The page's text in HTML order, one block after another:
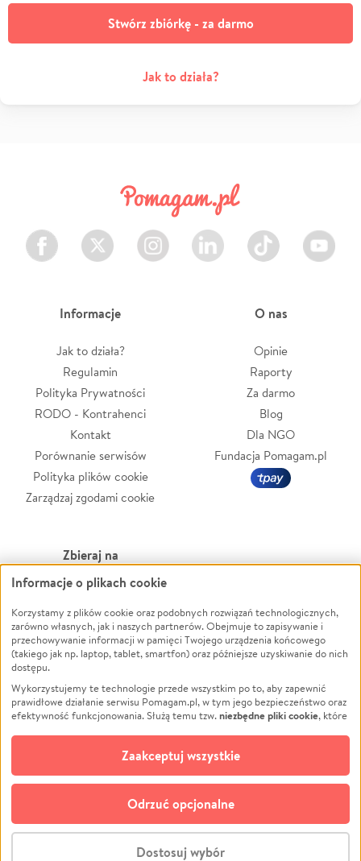
Stwórz zbiórkę - za darmo
Jak to działa?
Facebook Twitter Instagram LinkedIn TikTok Youtube
Informacje
Jak to działa?
Regulamin
Polityka Prywatności
RODO - Kontrahenci
Kontakt
Porównanie serwisów
Polityka plików cookie
Zarządzaj zgodami cookie
O nas
Opinie
Raporty
Za darmo
Blog
Dla NGO
Fundacja Pomagam.pl
Zbieraj na
Leczenie
Zwierzęta
Pożar
Ukraina
Pomoc Finansowa
Projekty
Pogrzeb
Społeczność lokalna
Kultura
Powódź
Wichura
NGO
Edukacja
Podróż
Impreza
Ochrona środowiska
Biznes
© CROWDING SP. Z O.O.
Informacje o plikach cookie
Korzystamy z plików cookie oraz podobnych rozwiązań technologicznych,
zarówno własnych, jak i naszych partnerów. Obejmuje to zapisywanie i
przechowywanie informacji w pamięci Twojego urządzenia końcowego
(takiego jak np. laptop, tablet, smartfon) oraz późniejsze uzyskiwanie do nich
dostępu.
Wykorzystujemy te technologie przede wszystkim po to, aby zapewnić
prawidłowe działanie serwisu Pomagam.pl, w tym jego bezpieczeństwo oraz
efektywność funkcjonowania. Służą temu tzw.niezbędne pliki cookie, które
opcjonalnych plików cookie
technologii do celów analitycznych i retargetingowych. Możesz wyrazić
zgodę na ich stosowanie lub jej odmówić. W dowolnym momencie masz
możliwość zmiany swoich preferencji na stronie „Zarządzaj zgodami cookie”,
do której link znajdziesz w stopce serwisu Pomagam.pl. Opcjonalne pliki
cookie wykorzystywane są w następujących celach:
działanie serwisu Pomagam.pl. Dzięki nim możemy zrozumieć, jak
Dostosuj wybór
Odrzuć opcjonalne
Zaakceptuj wszystkie